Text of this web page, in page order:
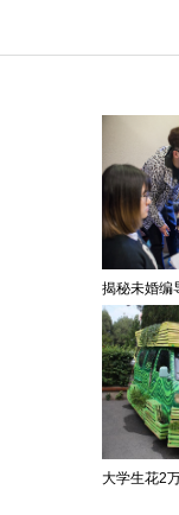
揭秘未婚编
大学生花2